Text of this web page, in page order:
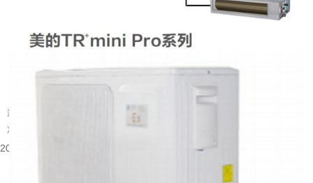
武汉别墅装什么中央空调好
武汉属于夏热冬冷的地域，夏季闷热酷暑，梅雨季湿度居高不下，冬季又伴随湿
冷的体感。别墅户型大多层数多、房间数量多，还常会带有地下室、挑空客...
2026-08-05 15:55:48